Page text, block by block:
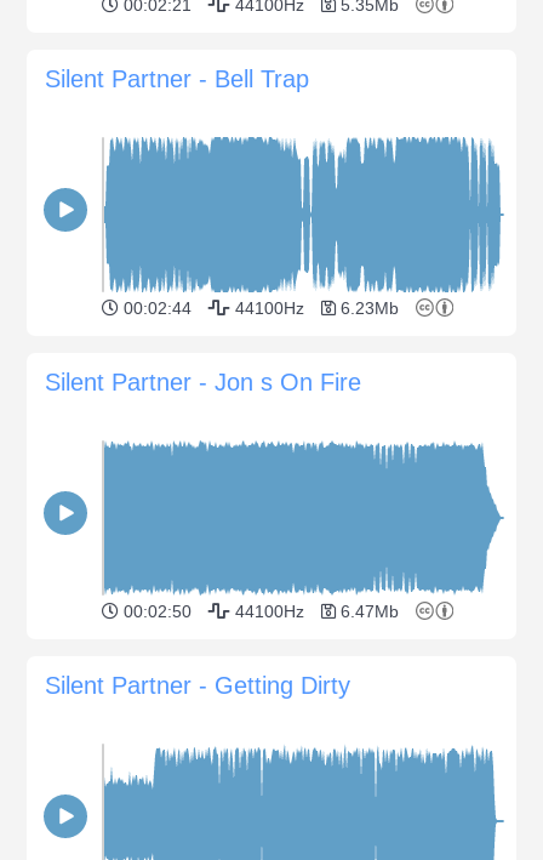
00:02:21 44100Hz 5.35Mb
Silent Partner - Bell Trap
00:02:44 44100Hz 6.23Mb
Silent Partner - Jon s On Fire
00:02:50 44100Hz 6.47Mb
Silent Partner - Getting Dirty